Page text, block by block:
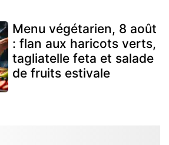
Menu végétarien, 8 août
: flan aux haricots verts,
tagliatelle feta et salade
de fruits estivale